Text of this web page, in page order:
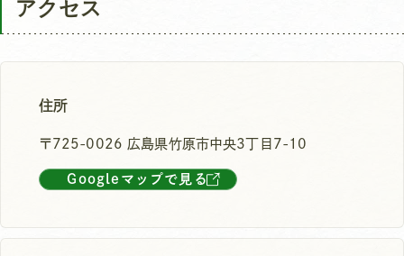
アクセス
住所
〒725-0026 広島県竹原市中央3丁目7-10
Googleマップで見る